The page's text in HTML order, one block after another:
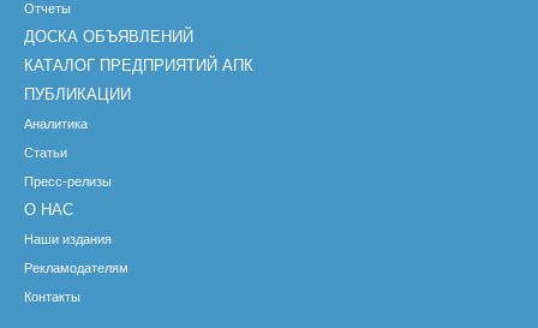
Отчеты
ДОСКА ОБЪЯВЛЕНИЙ
КАТАЛОГ ПРЕДПРИЯТИЙ АПК
ПУБЛИКАЦИИ
Аналитика
Статьи
Пресс-релизы
О НАС
Наши издания
Рекламодателям
Контакты